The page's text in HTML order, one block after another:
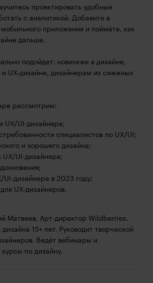
проектировать удобные
с аналитикой. Добавите в
приложения и поймёте, как
дальше.
подойдет: новичкам в дизайне,
UX-дизайне, дизайнерам из смежных
рассмотрим:
UX/UI-дизайнера;
специалистов по UX/UI;
и хорошего дизайна;
UX/UI-дизайнера;
UI-дизайнера в 2023 году;
UX-дизайнеров.
Матвеев, Арт-директор Wildberries.
15+ лет. Руководит творческой
Ведёт вебинары и
по дизайну.